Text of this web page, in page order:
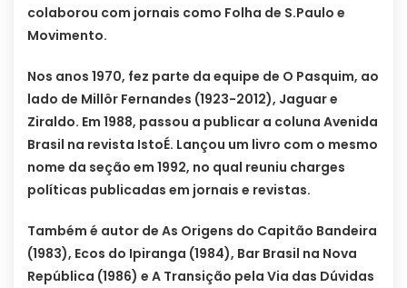
colaborou com jornais como Folha de S.Paulo e
Movimento.
Nos anos 1970, fez parte da equipe de O Pasquim, ao
lado de Millôr Fernandes (1923-2012), Jaguar e
Ziraldo. Em 1988, passou a publicar a coluna Avenida
Brasil na revista IstoÉ. Lançou um livro com o mesmo
nome da seção em 1992, no qual reuniu charges
políticas publicadas em jornais e revistas.
Também é autor de As Origens do Capitão Bandeira
(1983), Ecos do Ipiranga (1984), Bar Brasil na Nova
República (1986) e A Transição pela Via das Dúvidas